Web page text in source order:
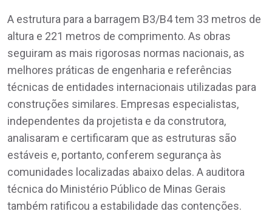
A estrutura para a barragem B3/B4 tem 33 metros de
altura e 221 metros de comprimento. As obras
seguiram as mais rigorosas normas nacionais, as
melhores práticas de engenharia e referências
técnicas de entidades internacionais utilizadas para
construções similares. Empresas especialistas,
independentes da projetista e da construtora,
analisaram e certificaram que as estruturas são
estáveis e, portanto, conferem segurança às
comunidades localizadas abaixo delas. A auditora
técnica do Ministério Público de Minas Gerais
também ratificou a estabilidade das contenções.